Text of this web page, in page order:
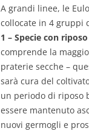
A grandi linee, le
collocate in 4 gruppi
1 – Specie con
comprende la
praterie secche –
sarà cura del
un periodo di riposo
essere mantenuto
nuovi germogli e